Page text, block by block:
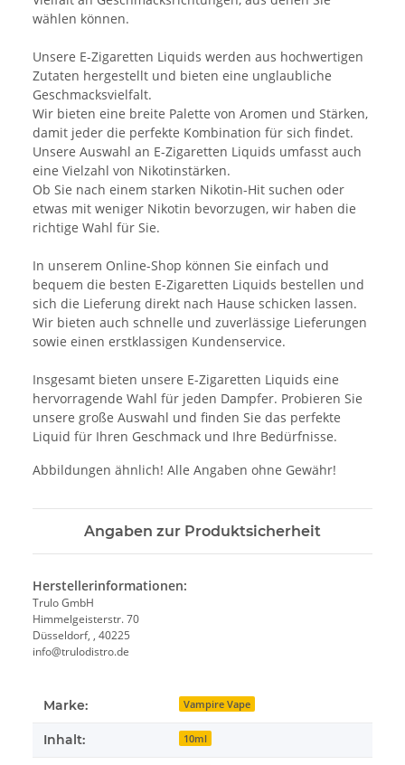
wählen können.
Unsere E-Zigaretten Liquids werden aus hochwertigen
Zutaten hergestellt und bieten eine unglaubliche
Geschmacksvielfalt.
Wir bieten eine breite Palette von Aromen und Stärken,
damit jeder die perfekte Kombination für sich findet.
Unsere Auswahl an E-Zigaretten Liquids umfasst auch
eine Vielzahl von Nikotinstärken.
Ob Sie nach einem starken Nikotin-Hit suchen oder
etwas mit weniger Nikotin bevorzugen, wir haben die
richtige Wahl für Sie.
In unserem Online-Shop können Sie einfach und
bequem die besten E-Zigaretten Liquids bestellen und
sich die Lieferung direkt nach Hause schicken lassen.
Wir bieten auch schnelle und zuverlässige Lieferungen
sowie einen erstklassigen Kundenservice.
Insgesamt bieten unsere E-Zigaretten Liquids eine
hervorragende Wahl für jeden Dampfer. Probieren Sie
unsere große Auswahl und finden Sie das perfekte
Liquid für Ihren Geschmack und Ihre Bedürfnisse.
Abbildungen ähnlich! Alle Angaben ohne Gewähr!
Angaben zur Produktsicherheit
Herstellerinformationen:
Trulo GmbH
Himmelgeisterstr. 70
Düsseldorf, , 40225
info@trulodistro.de
Marke: Vampire Vape
Inhalt: 10ml